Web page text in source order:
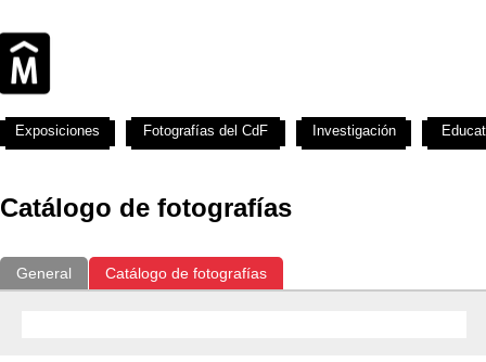
Catálogo de fotografías
General Catálogo de fotografías
Exposiciones Fotografías del CdF Investigación